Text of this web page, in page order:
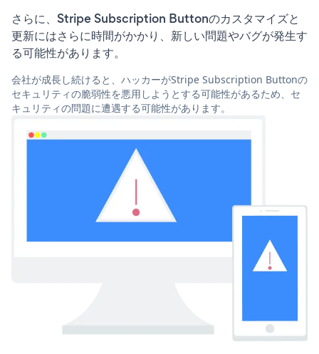
さらに、Stripe Subscription Buttonのカスタマイズと
更新にはさらに時間がかかり、新しい問題やバグが発生す
る可能性があります。
会社が成長し続けると、ハッカーがStripe Subscription Buttonの
セキュリティの脆弱性を悪用しようとする可能性があるため、セ
キュリティの問題に遭遇する可能性があります。